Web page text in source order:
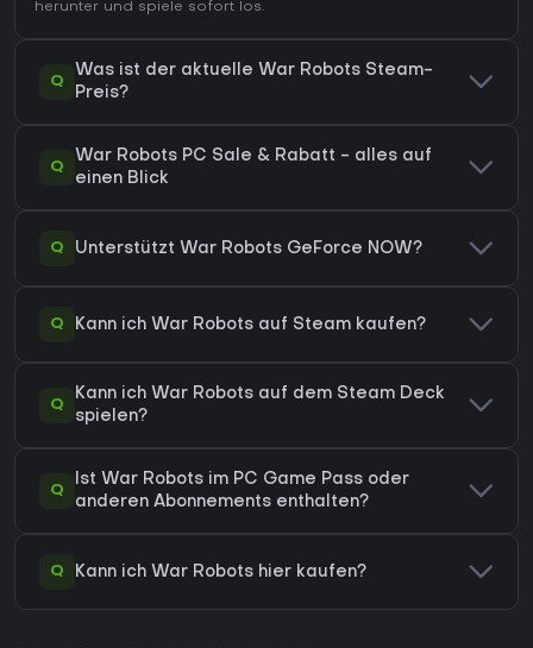
herunter und spiele sofort los.
Q
Was ist der aktuelle War Robots Steam-
Preis?
Q
War Robots PC Sale & Rabatt - alles auf
einen Blick
Q Unterstützt War Robots GeForce NOW?
Q Kann ich War Robots auf Steam kaufen?
Q
Kann ich War Robots auf dem Steam Deck
spielen?
Q
Ist War Robots im PC Game Pass oder
anderen Abonnements enthalten?
Q Kann ich War Robots hier kaufen?